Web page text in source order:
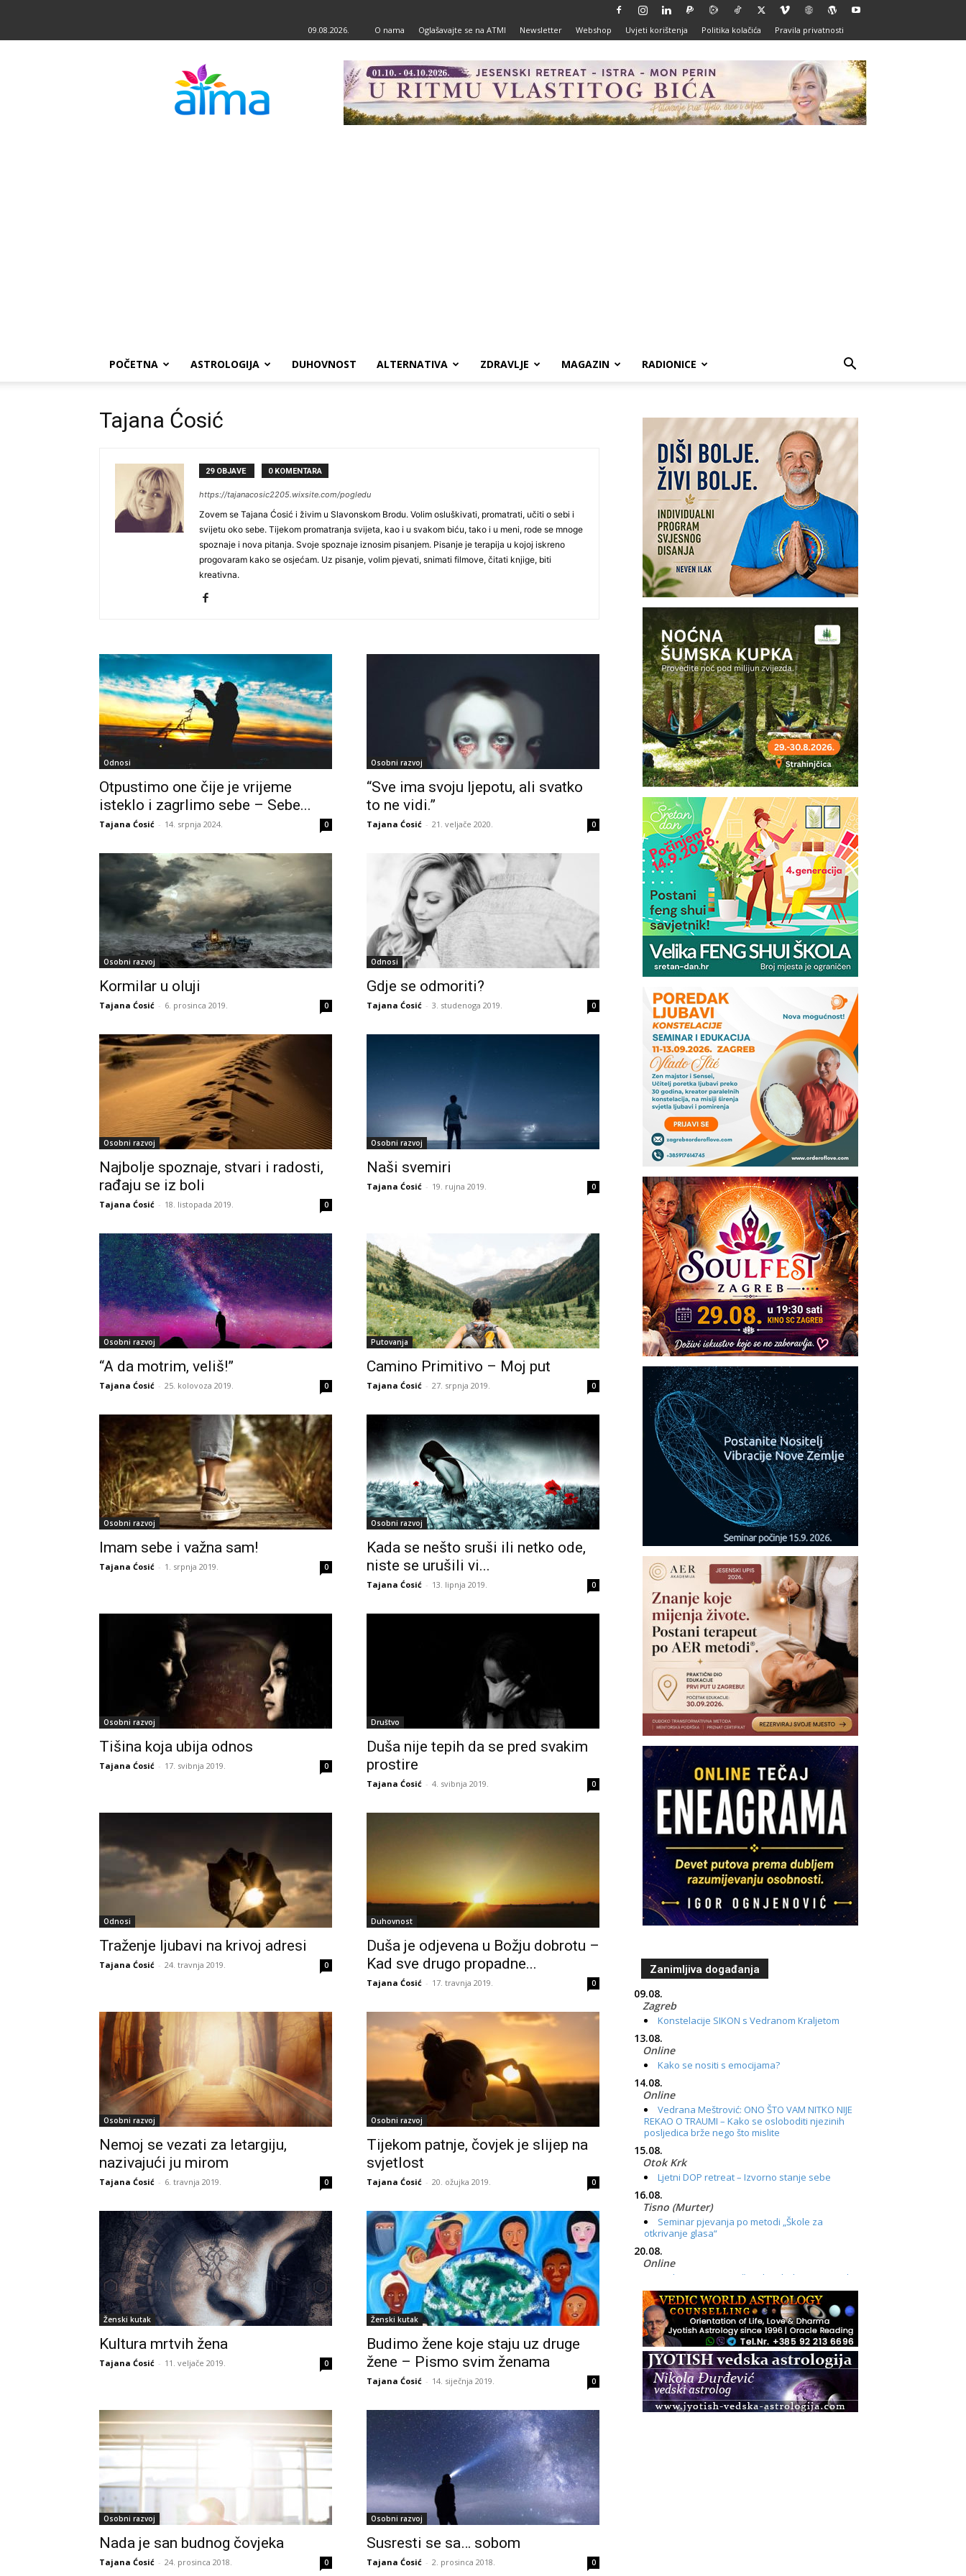
09.08.2026. O nama Oglašavajte se na ATMI Newsletter Webshop Uvjeti korištenja Politika kolačića Pravila privatnosti
POČETNA ASTROLOGIJA DUHOVNOST ALTERNATIVA ZDRAVLJE MAGAZIN RADIONICE
Tajana Ćosić
29 OBJAVE 0 KOMENTARA
https://tajanacosic2205.wixsite.com/pogledu
Zovem se Tajana Ćosić i živim u Slavonskom Brodu. Volim osluškivati, promatrati, učiti o sebi i
svijetu oko sebe. Tijekom promatranja svijeta, kao i u svakom biću, tako i u meni, rode se mnoge
spoznaje i nova pitanja. Svoje spoznaje iznosim pisanjem. Pisanje je terapija u kojoj iskreno
progovaram kako se osjećam. Uz pisanje, volim pjevati, snimati filmove, čitati knjige, biti
kreativna.
Odnosi
Otpustimo one čije je vrijeme
isteklo i zagrlimo sebe – Sebe...
Tajana Ćosić - 14. srpnja 2024. 0
Osobni razvoj
“Sve ima svoju ljepotu, ali svatko
to ne vidi.”
Tajana Ćosić - 21. veljače 2020. 0
Osobni razvoj
Kormilar u oluji
Tajana Ćosić - 6. prosinca 2019. 0
Odnosi
Gdje se odmoriti?
Tajana Ćosić - 3. studenoga 2019. 0
Osobni razvoj
Najbolje spoznaje, stvari i radosti,
rađaju se iz boli
Tajana Ćosić - 18. listopada 2019. 0
Osobni razvoj
Naši svemiri
Tajana Ćosić - 19. rujna 2019. 0
Osobni razvoj
“A da motrim, veliš!”
Tajana Ćosić - 25. kolovoza 2019. 0
Putovanja
Camino Primitivo – Moj put
Tajana Ćosić - 27. srpnja 2019. 0
Osobni razvoj
Imam sebe i važna sam!
Tajana Ćosić - 1. srpnja 2019. 0
Osobni razvoj
Kada se nešto sruši ili netko ode,
niste se urušili vi...
Tajana Ćosić - 13. lipnja 2019. 0
Osobni razvoj
Tišina koja ubija odnos
Tajana Ćosić - 17. svibnja 2019. 0
Društvo
Duša nije tepih da se pred svakim
prostire
Tajana Ćosić - 4. svibnja 2019. 0
Odnosi
Traženje ljubavi na krivoj adresi
Tajana Ćosić - 24. travnja 2019. 0
Duhovnost
Duša je odjevena u Božju dobrotu –
Kad sve drugo propadne...
Tajana Ćosić - 17. travnja 2019. 0
Osobni razvoj
Nemoj se vezati za letargiju,
nazivajući ju mirom
Tajana Ćosić - 6. travnja 2019. 0
Osobni razvoj
Tijekom patnje, čovjek je slijep na
svjetlost
Tajana Ćosić - 20. ožujka 2019. 0
Ženski kutak
Kultura mrtvih žena
Tajana Ćosić - 11. veljače 2019. 0
Ženski kutak
Budimo žene koje staju uz druge
žene – Pismo svim ženama
Tajana Ćosić - 14. siječnja 2019. 0
Osobni razvoj
Nada je san budnog čovjeka
Tajana Ćosić - 24. prosinca 2018. 0
Osobni razvoj
Susresti se sa… sobom
Tajana Ćosić - 2. prosinca 2018. 0
Zanimljiva događanja
09.08.
Zagreb
Konstelacije SIKON s Vedranom Kraljetom
13.08.
Online
Kako se nositi s emocijama?
14.08.
Online
Vedrana Meštrović: ONO ŠTO VAM NITKO NIJE
REKAO O TRAUMI – Kako se osloboditi njezinih
posljedica brže nego što mislite
15.08.
Otok Krk
Ljetni DOP retreat – Izvorno stanje sebe
16.08.
Tisno (Murter)
Seminar pjevanja po metodi „Škole za
otkrivanje glasa“
20.08.
Online
Radionica: Pomagači iz drugih dimenzija Online
– otvoreno za sve
21.08.
Zagreb+Online
Osnovni ThetaHealing® tečaj, Zagreb i Online
22.08.
Zagreb
Osnovna radionica za izscjeljivanje pranom
(Basic Pranic Healing course)
Pula